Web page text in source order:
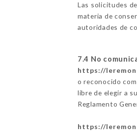
Las solicitudes
materia de
autoridades de
7.4 No
https://
o reconocido
libre de elegir a
Reglamento
https://